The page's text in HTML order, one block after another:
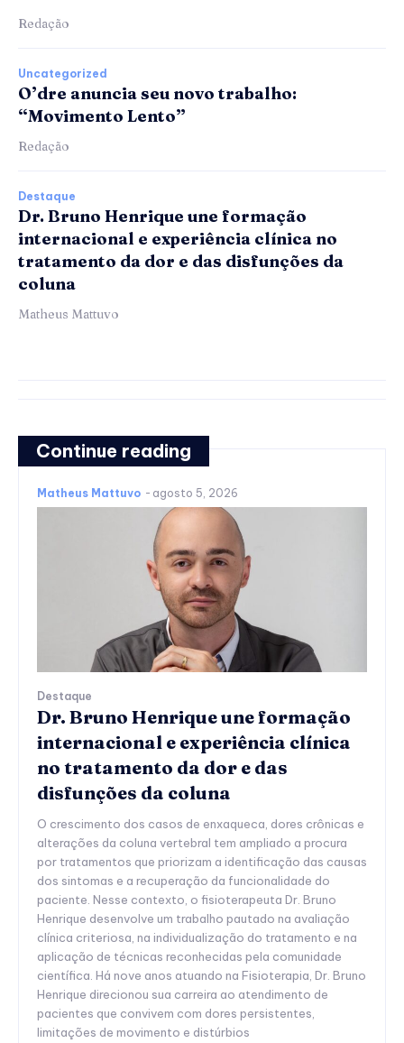
Redação
Uncategorized
O’dre anuncia seu novo trabalho:
“Movimento Lento”
Redação
Destaque
Dr. Bruno Henrique une formação
internacional e experiência clínica no
tratamento da dor e das disfunções da
coluna
Matheus Mattuvo
Continue reading
Matheus Mattuvo - agosto 5, 2026
Destaque
Dr. Bruno Henrique une formação
internacional e experiência clínica
no tratamento da dor e das
disfunções da coluna
O crescimento dos casos de enxaqueca, dores crônicas e
alterações da coluna vertebral tem ampliado a procura
por tratamentos que priorizam a identificação das causas
dos sintomas e a recuperação da funcionalidade do
paciente. Nesse contexto, o fisioterapeuta Dr. Bruno
Henrique desenvolve um trabalho pautado na avaliação
clínica criteriosa, na individualização do tratamento e na
aplicação de técnicas reconhecidas pela comunidade
científica. Há nove anos atuando na Fisioterapia, Dr. Bruno
Henrique direcionou sua carreira ao atendimento de
pacientes que convivem com dores persistentes,
limitações de movimento e distúrbios